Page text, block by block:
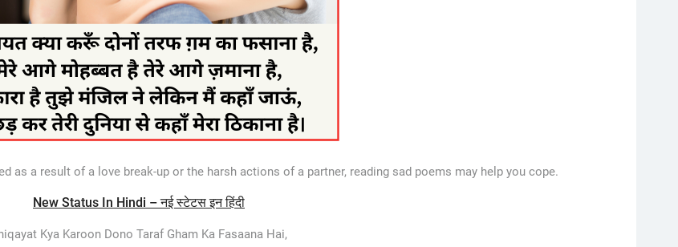
as a result of a love break-up or the harsh actions of a partner, reading sad poems may help you cope.
New Status In Hindi – नई स्टेटस इन हिंदी
Kya Karoon Dono Taraf Gham Ka Fasaana Hai,